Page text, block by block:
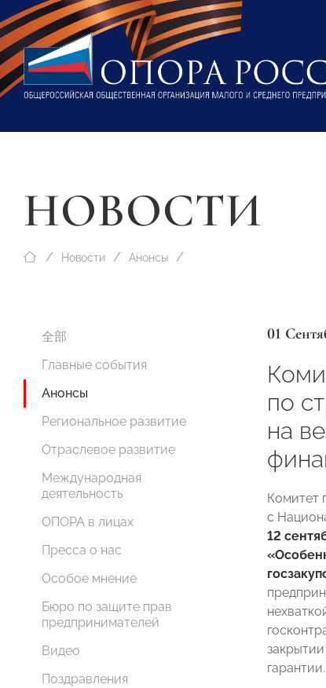
НОВОСТИ
Новости Анонсы
全部
Главные события
Анонсы
Региональное развитие
Отраслевое развитие
Международная
деятельность
ОПОРА в лицах
Пресса о нас
Особое мнение
Бюро по защите прав
предпринимателей
Видео
Поздравления
01
по
на
Комитет
с
12
гарантии.